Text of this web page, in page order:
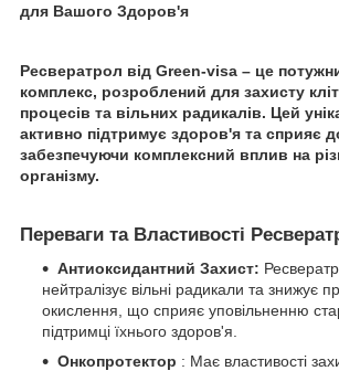
для Вашого Здоров'я
Ресвератрол від Green-visa – це
комплекс, розроблений для захисту
процесів та вільних радикалів. Цей
активно підтримує здоров'я та сприяє
забезпечуючи комплексний вплив на
організму.
Переваги та Властивості
Антиоксидантний Захист:
нейтралізує вільні радикали та знижує
окислення, що сприяє уповільненню
підтримці їхнього здоров'я.
Онкопротектор : Має властивості